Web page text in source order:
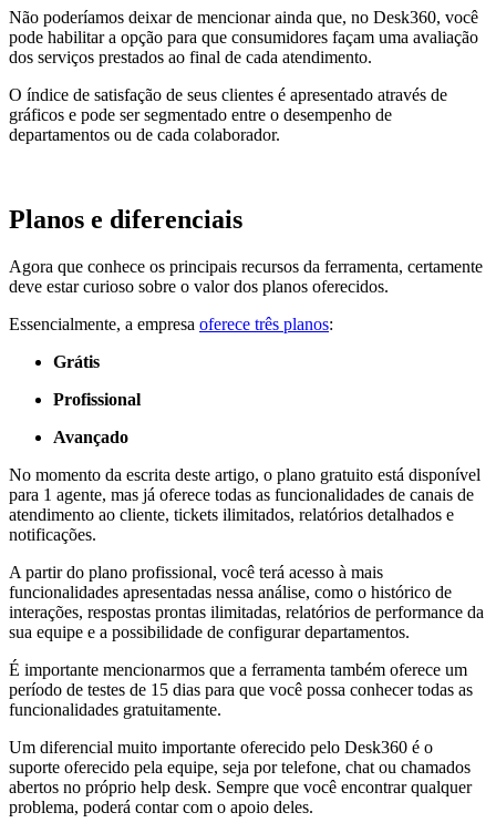
Não poderíamos deixar de mencionar ainda que, no Desk360, você
pode habilitar a opção para que consumidores façam uma avaliação
dos serviços prestados ao final de cada atendimento.
O índice de satisfação de seus clientes é apresentado através de
gráficos e pode ser segmentado entre o desempenho de
departamentos ou de cada colaborador.
Planos e diferenciais
Agora que conhece os principais recursos da ferramenta, certamente
deve estar curioso sobre o valor dos planos oferecidos.
Essencialmente, a empresa oferece três planos:
Grátis
Profissional
Avançado
No momento da escrita deste artigo, o plano gratuito está disponível
para 1 agente, mas já oferece todas as funcionalidades de canais de
atendimento ao cliente, tickets ilimitados, relatórios detalhados e
notificações.
A partir do plano profissional, você terá acesso à mais
funcionalidades apresentadas nessa análise, como o histórico de
interações, respostas prontas ilimitadas, relatórios de performance da
sua equipe e a possibilidade de configurar departamentos.
É importante mencionarmos que a ferramenta também oferece um
período de testes de 15 dias para que você possa conhecer todas as
funcionalidades gratuitamente.
Um diferencial muito importante oferecido pelo Desk360 é o
suporte oferecido pela equipe, seja por telefone, chat ou chamados
abertos no próprio help desk. Sempre que você encontrar qualquer
problema, poderá contar com o apoio deles.